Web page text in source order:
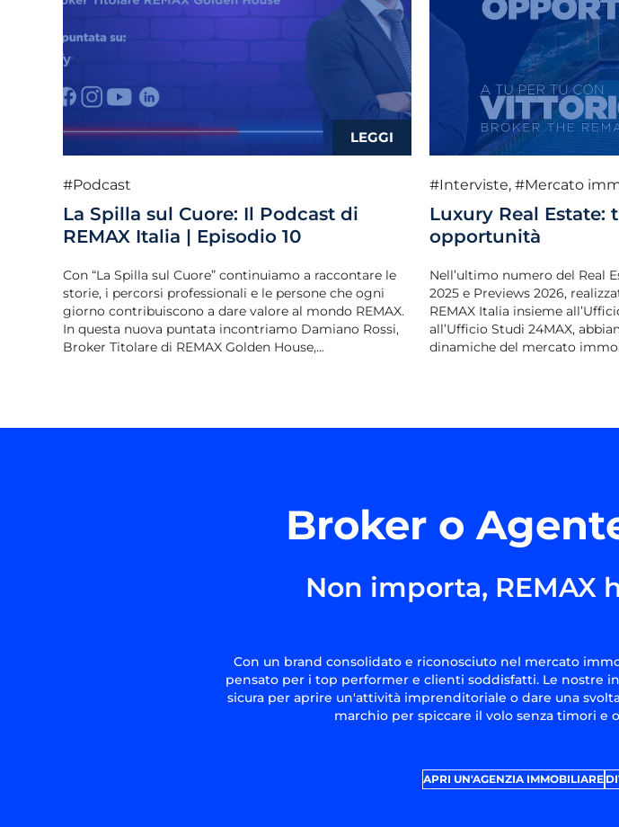
#Podcast
La Spilla sul Cuore: Il Podcast di
REMAX Italia | Episodio 10
Con “La Spilla sul Cuore” continuiamo a raccontare le
storie, i percorsi professionali e le persone che ogni
giorno contribuiscono a dare valore al mondo REMAX.
In questa nuova puntata incontriamo Damiano Rossi,
Broker Titolare di REMAX Golden House,...
#Interviste, #Mercato
Luxury Real Estate:
opportunità
Nell’ultimo numero del Real
2025 e Previews 2026,
REMAX Italia insieme
all’Ufficio Studi 24MAX,
dinamiche del mercato
Broker o
Non importa, REMAX
Con un brand consolidato e riconosciuto nel mercato
pensato per i top performer e clienti soddisfatti. Le nostre
sicura per aprire un'attività imprenditoriale o dare una
marchio per spiccare il volo senza timori
APRI UN'AGENZIA IMMOBILIARE